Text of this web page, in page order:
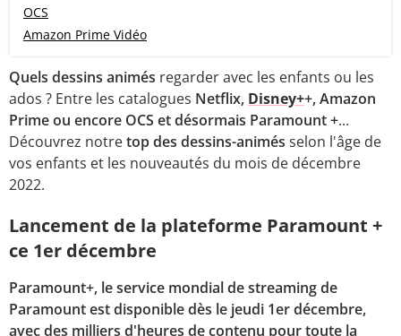
OCS
Amazon Prime Vidéo
Quels dessins animés regarder avec les enfants ou les
ados ? Entre les catalogues Netflix, Disney++, Amazon
Prime ou encore OCS et désormais Paramount +...
Découvrez notretop des dessins-animés selon l'âge de
vos enfants et les nouveautés du mois de décembre
2022.
Lancement de la plateforme Paramount +
ce 1er décembre
Paramount+, le service mondial de streaming de
Paramount est disponible dès le jeudi 1er décembre,
avec des milliers d'heures de contenu pour toute la